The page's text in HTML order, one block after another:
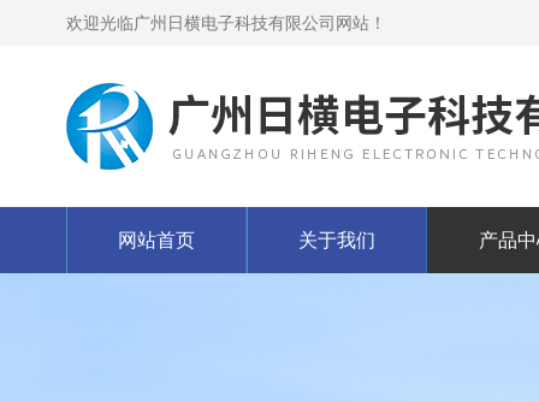
欢迎光临广州日横电子科技有限公司网站！
网站首页 关于我们 产品